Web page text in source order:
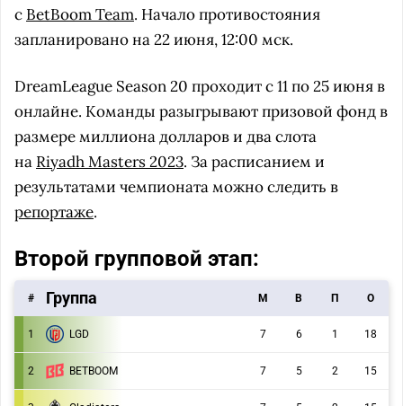
с BetBoom Team. Начало противостояния
запланировано на 22 июня, 12:00 мск.
DreamLeague Season 20 проходит с 11 по 25 июня в
онлайне. Команды разыгрывают призовой фонд в
размере миллиона долларов и два слота
на Riyadh Masters 2023. За расписанием и
результатами чемпионата можно следить в
репортаже.
Второй групповой этап:
# Группа M В П О
1 LGD 7 6 1 18
2 BETBOOM 7 5 2 15